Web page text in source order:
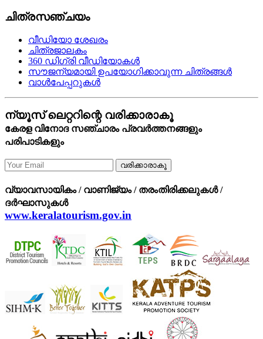
ചിത്രസഞ്ചയം
വീഡിയോ ശേഖരം
ചിത്രജാലകം
360 ഡിഗ്രി വീഡിയോകള്‍
സൗജന്യമായി ഉപയോഗിക്കാവുന്ന ചിത്രങ്ങള്‍
വാള്‍പേപ്പറുകള്‍
ന്യൂസ് ലെറ്ററിന്റെ വരിക്കാരാകൂ
കേരള വിനോദ സഞ്ചാരം പ്രവര്‍ത്തനങ്ങളും
പരിപാടികളും
വരിക്കാരാകൂ
വ്യാവസായികം / വാണിജ്യം / തരംതിരിക്കലുകള്‍ /
ദര്‍ഘാസുകള്‍
www.keralatourism.gov.in